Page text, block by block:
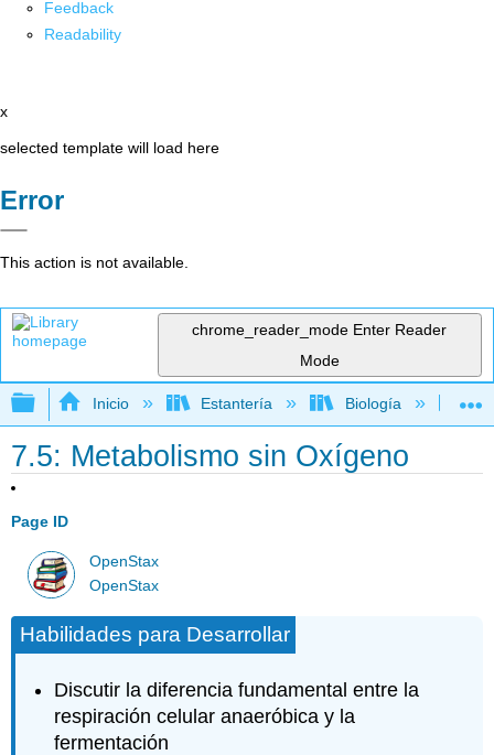
Feedback
Readability
x
selected template will load here
Error
This action is not available.
chrome_reader_mode Enter Reader
Mode
Expandir/contraer jerarquía global
Inicio Estantería Biología
7.5: Metabolismo sin Oxígeno
Page ID
OpenStax
OpenStax
Habilidades para Desarrollar
Discutir la diferencia fundamental entre la
respiración celular anaeróbica y la
fermentación